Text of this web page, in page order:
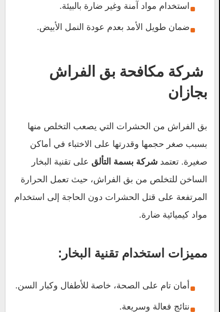
استخدام مواد آمنة وغير ضارة بالبيئة.
ضمان طويل الأمد بعدم عودة النمل الأبيض.
شركة مكافحة بق الفراش
بجازان
بق الفراش من الحشرات التي يصعب التخلص منها
بسبب صغر حجمها وقدرتها على الاختباء في أماكن
صغيرة. تعتمد شركة بسمة التألق على تقنية البخار
الساخن للتخلص من بق الفراش، حيث تعمل الحرارة
المرتفعة على قتل الحشرات دون الحاجة إلى استخدام
مواد كيميائية ضارة.
مميزات استخدام تقنية البخار:
أمان تام على الصحة، خاصة للأطفال وكبار السن.
نتائج فعالة وسريعة.